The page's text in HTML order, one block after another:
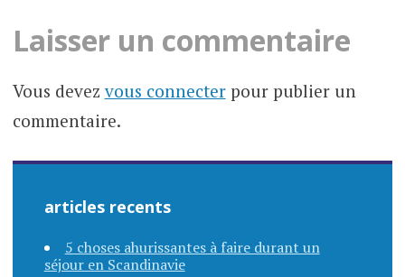
articles
Laisser un commentaire
Vous devezvous connecterpour publier un
commentaire.
articles recents
5 choses ahurissantes à faire durant un
séjour en Scandinavie